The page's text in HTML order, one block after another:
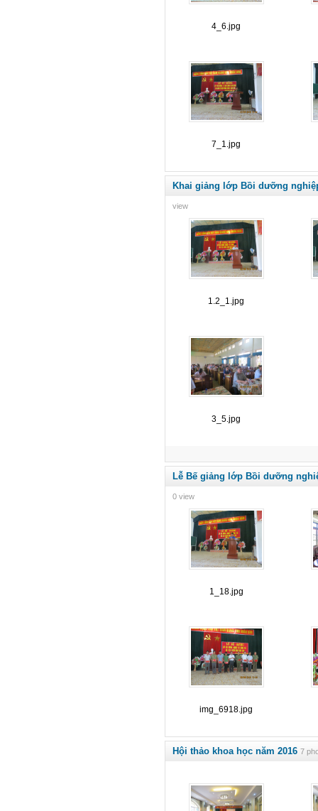
4_6.jpg
7_1.jpg
Khai giảng lớp Bồi dưỡng
view
1.2_1.jpg
3_5.jpg
Lễ Bế giảng lớp Bồi dưỡng
0 view
1_18.jpg
img_6918.jpg
Hội thảo khoa học năm 2016 7